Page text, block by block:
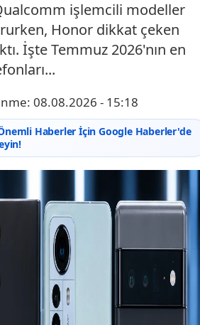
işlemcili modeller
Honor dikkat çeken
İşte Temmuz 2026'nın en
08.08.2026 - 15:18
Haberler İçin Google Haberler'de